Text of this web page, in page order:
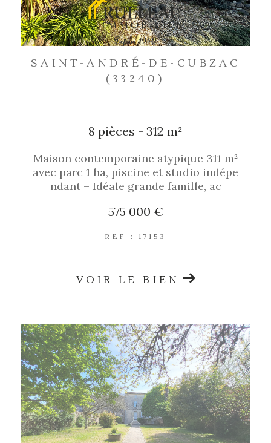
SAINT-ANDRÉ-DE-CUBZAC
(33240)
8 pièces - 312 m²
Maison contemporaine atypique 311 m²
avec parc 1 ha, piscine et studio indépe
ndant – Idéale grande famille, ac
575 000 €
REF : 17153
VOIR LE BIEN